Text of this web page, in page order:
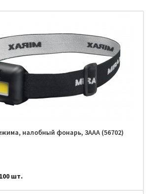
налобный фонарь, 3ААА (56702)
100 шт.